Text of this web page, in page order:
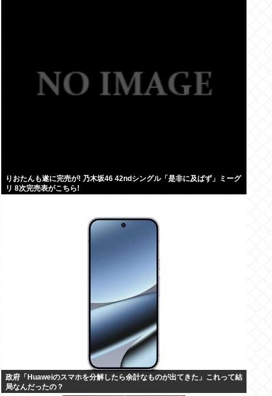
りおたんも遂に完売が! 乃木坂46 42ndシングル「是非に及ばず」ミーグ
リ 8次完売表がこちら!
政府「Huaweiのスマホを分解したら余計なものが出てきた」これって結
局なんだったの？